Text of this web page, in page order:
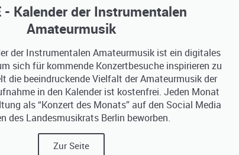
- Kalender der Instrumentalen
Amateurmusik​
der Instrumentalen Amateurmusik ist ein digitales
sich für kommende Konzertbesuche inspirieren zu
die beeindruckende Vielfalt der Amateurmusik der
in den Kalender ist kostenfrei. Jeden Monat
als “Konzert des Monats” auf den Social Media
des Landesmusikrats Berlin beworben.
Zur Seite